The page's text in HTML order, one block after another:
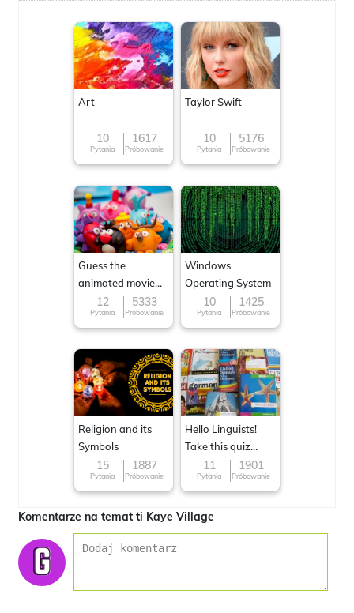
Art
10
Pytania
1617
Próbowanie
Taylor Swift
10
Pytania
5176
Próbowanie
Guess the
animated movie
character
12
Pytania
5333
Próbowanie
Windows
Operating System
10
Pytania
1425
Próbowanie
Religion and its
Symbols
15
Pytania
1887
Próbowanie
Hello Linguists!
Take this quiz
now!11
Pytania
1901
Próbowanie
Komentarze na temat ti Kaye Village